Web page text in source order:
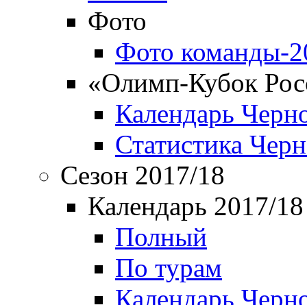
Фото
Фото команды-
«Олимп-Кубок
Календарь
Статистика
Сезон 2017/18
Календарь 2017/18
Полный
По турам
Календарь